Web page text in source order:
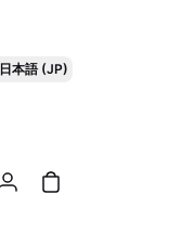
日本語 (JP)